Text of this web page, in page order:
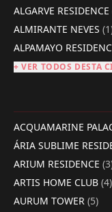
ALGARVE RESIDENCE
ALMIRANTE NEVES
ALPAMAYO
+ VER TODOS DESTA
ACQUAMARINE
ÁRIA SUBLIME
ARIUM RESIDENCE
ARTIS HOME CLUB (4)
AURUM TOWER (5)